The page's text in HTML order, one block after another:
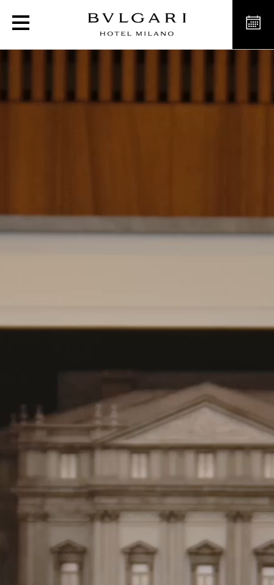
불가리 호텔 리조트